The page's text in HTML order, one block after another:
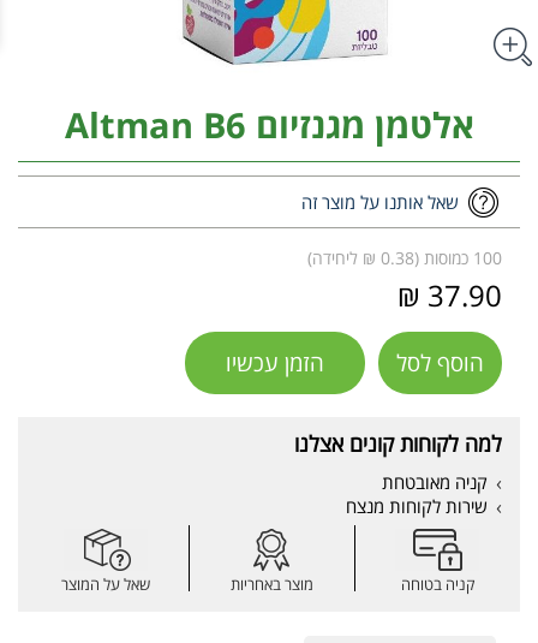
אלטמן מגנזיום Altman B6
שאל אותנו על מוצר זה
100 כמוסות (0.38 ₪ ליחידה)
37.90 ₪
הוסף לסל הזמן עכשיו
למה לקוחות קונים אצלנו
קניה מאובטחת
שירות לקוחות מנצח
קניה בטוחה מוצר באחריות שאל על המוצר